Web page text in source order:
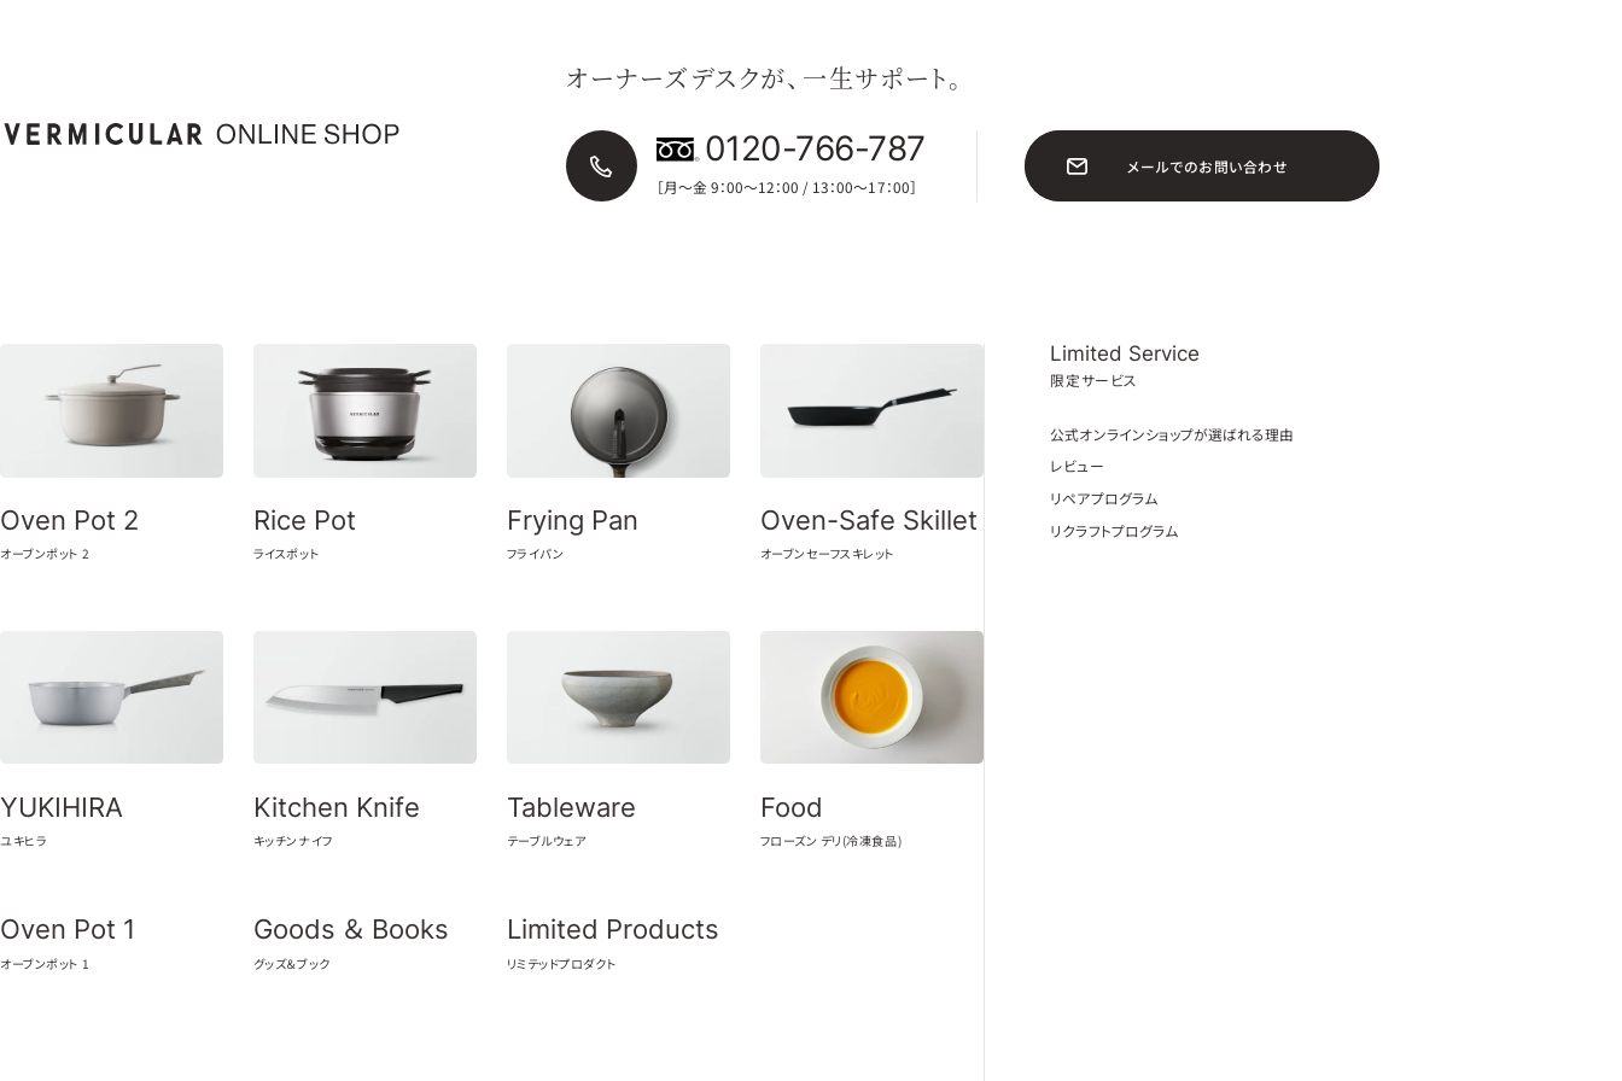
オーナーズデスクが、一生サポート。
0120-766-787
［月〜金 9：00〜12：00 / 13：00〜17：00］
メールでのお問い合わせ
Oven Pot 2
オーブンポット 2
Rice Pot
ライスポット
Frying Pan
フライパン
Oven-Safe Skillet
オーブンセーフスキレット
YUKIHIRA
ユキヒラ
Kitchen Knife
キッチンナイフ
Tableware
テーブルウェア
Food
フローズン デリ(冷凍食品)
Oven Pot 1
オーブンポット 1
Goods ＆ Books
グッズ＆ブック
Limited Products
リミテッドプロダクト
Limited Service
限定サービス
公式オンラインショップが選ばれる理由
レビュー
リペアプログラム
リクラフトプログラム